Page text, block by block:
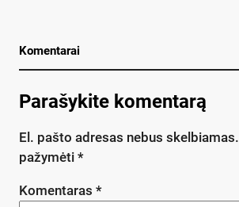
Komentarai
Parašykite komentarą
El. pašto adresas nebus skelbiamas.
pažymėti *
Komentaras *